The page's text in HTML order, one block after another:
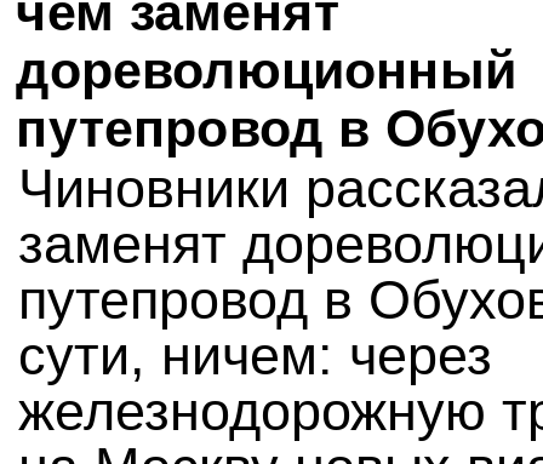
чем заменят
дореволюционный
путепровод в
Чиновники
заменят
путепровод в
сути, ничем: через
железнодорожную